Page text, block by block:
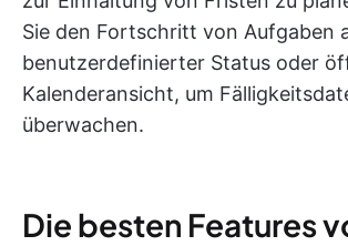
Sie den Fortschritt von Aufgaben
benutzerdefinierter Status oder
Kalenderansicht, um
überwachen.
Die besten Features